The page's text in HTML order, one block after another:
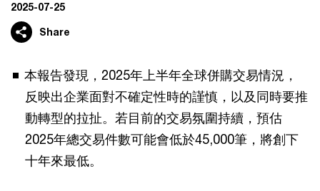
2025-07-25
Share
本報告發現，2025年上半年全球併購交易情況，
反映出企業面對不確定性時的謹慎，以及同時要推
動轉型的拉扯。若目前的交易氛圍持續，預估
2025年總交易件數可能會低於45,000筆，將創下
十年來最低。